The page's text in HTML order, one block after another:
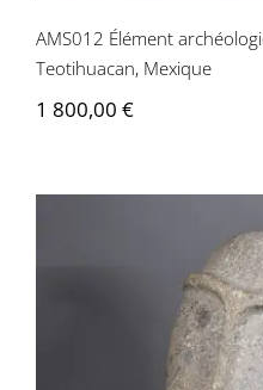
AMS012 Élément
Teotihuacan, Mexique
1 800,00 €